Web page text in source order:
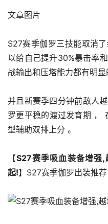
文章图片
S27赛季伽罗三技能取消
以给自己提升30%暴击率
战输出和压塔能力都有明显
并且新赛季四分钟前敌人
罗更平稳的渡过发育期 ，
型辅助双排上分 。
【S27赛季吸血装备增强
起!】S27赛季伽罗出装推荐